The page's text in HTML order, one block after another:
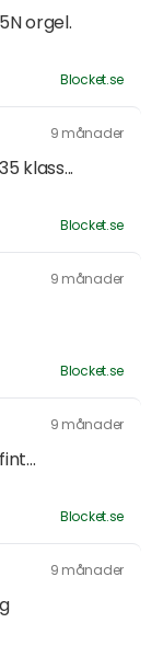
orgel.
Blocket.se
9 månader
klass...
Blocket.se
9 månader
Blocket.se
9 månader
Blocket.se
9 månader